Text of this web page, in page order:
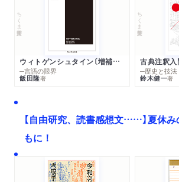
ちくま学芸文庫
ウィトゲンシュタイン〔増補新版〕
─言語の限界
飯田隆著
ちくま学芸文庫
古典注釈入
─歴史と技法
鈴木健一著
【自由研究、読書感想文……】夏休
もに！